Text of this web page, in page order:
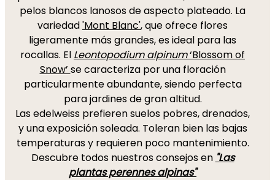
pelos blancos lanosos de aspecto plateado. La
variedad'Mont Blanc', que ofrece flores
ligeramente más grandes, es ideal para las
rocallas. El Leontopodium alpinum‘Blossom of
Snow’ se caracteriza por una floración
particularmente abundante, siendo perfecta
para jardines de gran altitud.
Las edelweiss prefieren suelos pobres, drenados,
y una exposición soleada. Toleran bien las bajas
temperaturas y requieren poco mantenimiento.
Descubre todos nuestros consejos en "Las
plantas perennes alpinas"